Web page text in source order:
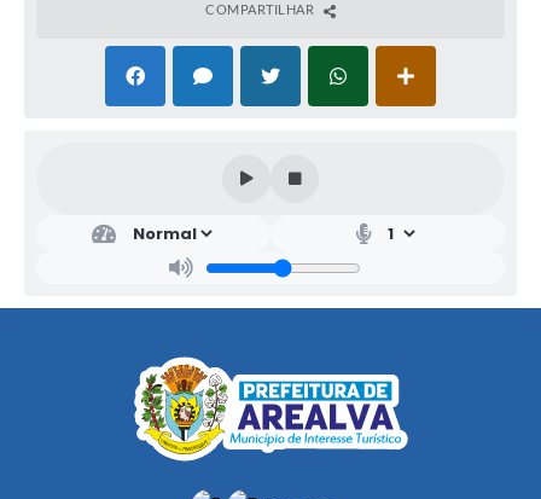
COMPARTILHAR